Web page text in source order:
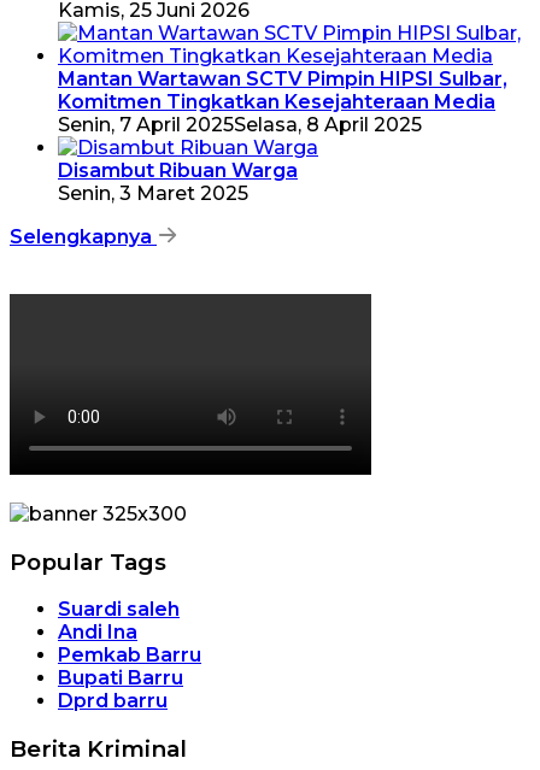
Kamis, 25 Juni 2026
Mantan Wartawan SCTV Pimpin HIPSI Sulbar,
Komitmen Tingkatkan Kesejahteraan Media
Senin, 7 April 2025Selasa, 8 April 2025
Disambut Ribuan Warga
Senin, 3 Maret 2025
Selengkapnya
Popular Tags
Suardi saleh
Andi Ina
Pemkab Barru
Bupati Barru
Dprd barru
Berita Kriminal